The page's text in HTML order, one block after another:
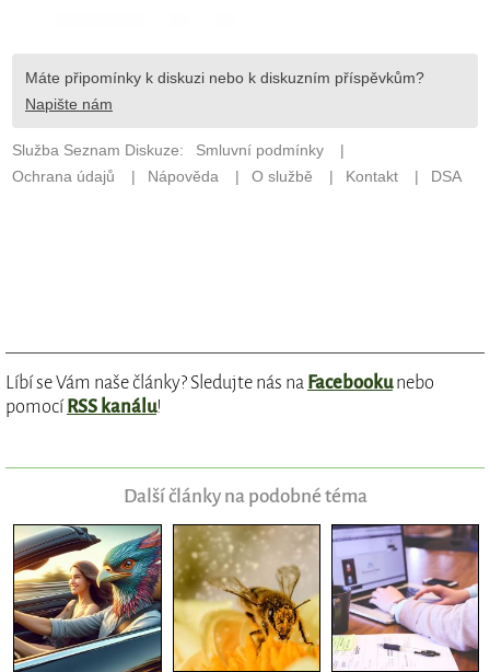
Líbí se Vám naše články? Sledujte nás na Facebookunebo
pomocíRSS kanálu!
Další články na podobné téma